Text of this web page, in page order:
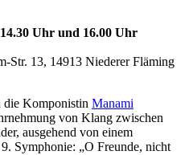
Uhr und 16.00 Uhr
Str. 13, 14913 Niederer Fläming
Komponistin Manami
von Klang zwischen
ausgehend von einem
Symphonie: „O Freunde, nicht